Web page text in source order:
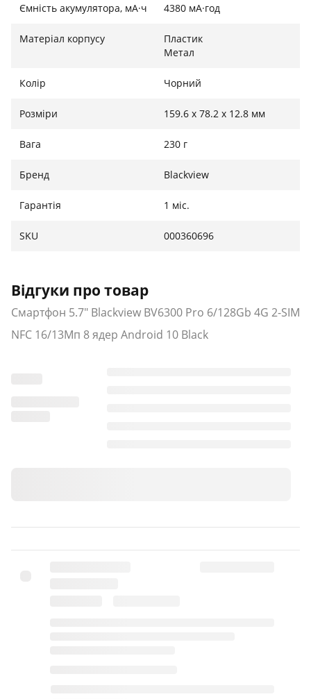
Ємність акумулятора, мА·ч 4380 мА·год
Матеріал корпусу
Пластик
Метал
Колір Чорний
Розміри 159.6 х 78.2 х 12.8 мм
Вага 230 г
Бренд Blackview
Гарантія 1 міс.
SKU 000360696
Відгуки про товар
Смартфон 5.7" Blackview BV6300 Pro 6/128Gb 4G 2-SIM
NFC 16/13Мп 8 ядер Android 10 Black